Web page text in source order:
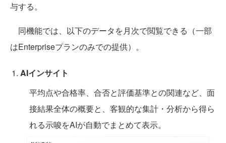
与する。
同機能では、以下のデータを月次で閲覧できる（一部
はEnterpriseプランのみでの提供）。
AIインサイト
平均点や合格率、合否と評価基準との関連など、面
接結果全体の概要と、客観的な集計・分析から得ら
れる示唆をAIが自動でまとめて表示。